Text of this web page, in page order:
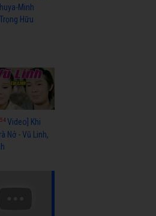
Minh
Hữu
Video] Khi
Nở - Vũ Linh,